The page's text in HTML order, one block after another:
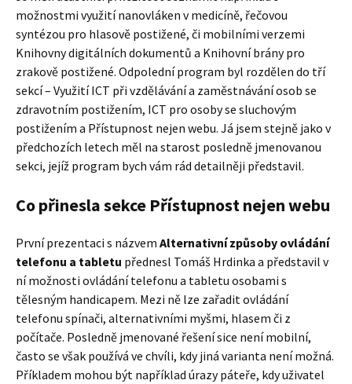
možnostmi využití nanovláken v medicíně, řečovou
syntézou pro hlasově postižené, či mobilními verzemi
Knihovny digitálních dokumentů a Knihovní brány pro
zrakově postižené. Odpolední program byl rozdělen do tří
sekcí – Využití ICT při vzdělávání a zaměstnávání osob se
zdravotním postižením, ICT pro osoby se sluchovým
postižením a Přístupnost nejen webu. Já jsem stejně jako v
předchozích letech měl na starost posledně jmenovanou
sekci, jejíž program bych vám rád detailněji představil.
Co přinesla sekce Přístupnost nejen webu
První prezentaci s názvem Alternativní způsoby ovládání
telefonu a tabletu přednesl Tomáš Hrdinka a představil v
ní možnosti ovládání telefonu a tabletu osobami s
tělesným handicapem. Mezi ně lze zařadit ovládání
telefonu spínači, alternativními myšmi, hlasem či z
počítače. Posledně jmenované řešení sice není mobilní,
často se však používá ve chvíli, kdy jiná varianta není možná.
Příkladem mohou být například úrazy páteře, kdy uživatel